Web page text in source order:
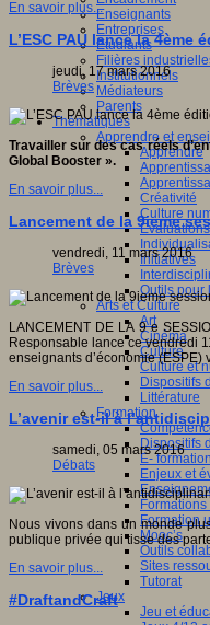
Enseignants
Entreprises
Etudiants
Filières
Institutionnels
Médiateurs
Parents
Thématiques
Apprendre et
Apprendre
Créativité
Culture
Evaluations
Initiatives
Outils pour
Arts et Culture
Art
Cinéma
Culture
Culture et
Dispositifs
Littérature
Formation
Dispositifs
E- formation
Enjeux et
Formation
Mooc’s
Outils
Sites
Tutorat
Jeux
Jeu et
En savoir plus...
L’ESC PAU lance la
jeudi, 17 mars 2016
Brèves
Travailler sur des cas réels
Global Booster ».
En savoir plus...
Lancement de la 9ieme
vendredi, 11 mars 2016
Brèves
LANCEMENT DE LA 9 e
Responsable lance ce vendredi
enseignants d’économie
En savoir plus...
L’avenir est-il à
samedi, 05 mars 2016
Débats
Nous vivons dans un monde
publique privée qui tisse des
En savoir plus...
#DraftandCraft